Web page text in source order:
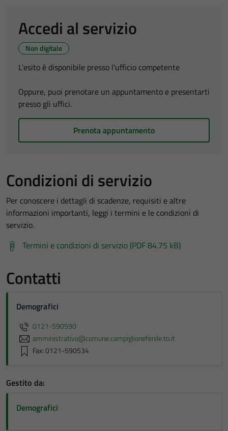
Accedi al servizio
Non digitale
L'esito è disponibile presso l'ufficio competente
Oppure, puoi prenotare un appuntamento e presentarti
presso gli uffici.
Prenota appuntamento
Condizioni di servizio
Per conoscere i dettagli di scadenze, requisiti e altre
informazioni importanti, leggi i termini e le condizioni di
servizio.
Termini e condizioni di servizio (PDF 84.75 kB)
Contatti
Demografici
0121-590590
amministrativo@comune.campiglionefenile.to.it
Fax: 0121-590534
Gestito da:
Demografici